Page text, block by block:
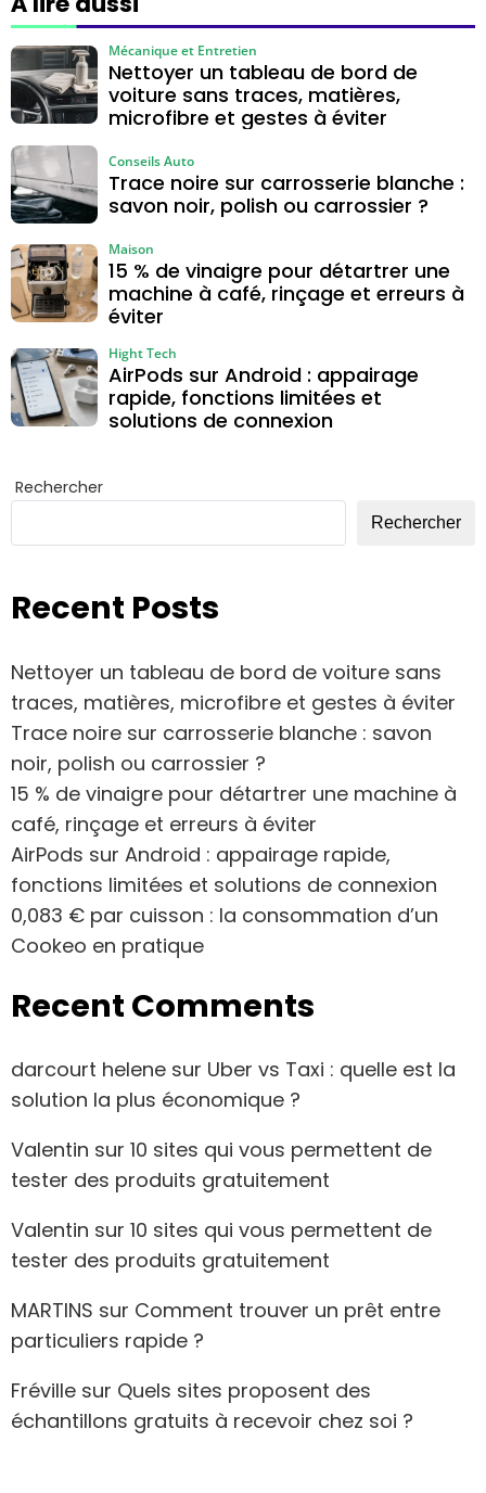
qui comptent
traces
Nettoyer un tableau de bord de
voiture sans traces, matières,
microfibre et gestes à éviter
Mécanique et Entretien
Trace noire sur carrosserie blanche :
savon noir, polish ou carrossier ?
Conseils Auto
15 % de vinaigre pour détartrer une
machine à café, rinçage et erreurs à
éviter
Maison
AirPods sur Android : appairage
rapide, fonctions limitées et
solutions de connexion
Hight Tech
Rechercher
Rechercher
Recent Posts
Nettoyer un tableau de bord de voiture sans
traces, matières, microfibre et gestes à éviter
Trace noire sur carrosserie blanche : savon
noir, polish ou carrossier ?
15 % de vinaigre pour détartrer une machine à
café, rinçage et erreurs à éviter
AirPods sur Android : appairage rapide,
fonctions limitées et solutions de connexion
0,083 € par cuisson : la consommation d’un
Cookeo en pratique
Recent Comments
darcourt helene sur Uber vs Taxi : quelle est la
solution la plus économique ?
Valentin sur 10 sites qui vous permettent de
tester des produits gratuitement
Valentin sur 10 sites qui vous permettent de
tester des produits gratuitement
MARTINS sur Comment trouver un prêt entre
particuliers rapide ?
Fréville sur Quels sites proposent des
échantillons gratuits à recevoir chez soi ?